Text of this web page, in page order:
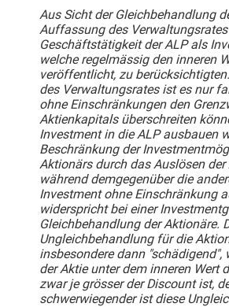
Aus Sicht der Gleichbehandlung
Auffassung des
Geschäftstätigkeit der ALP als
welche regelmässig den inneren
veröffentlicht, zu
des Verwaltungsrates ist es nur
ohne Einschränkungen den
Aktienkapitals überschreiten
Investment in die ALP ausbauen
Beschränkung der
Aktionärs durch das Auslösen
während demgegenüber die
Investment ohne Einschränkung
widerspricht bei einer
Gleichbehandlung der Aktionäre.
Ungleichbehandlung für die
insbesondere dann "schädigend",
der Aktie unter dem inneren Wert
zwar je grösser der Discount ist,
schwerwiegender ist diese